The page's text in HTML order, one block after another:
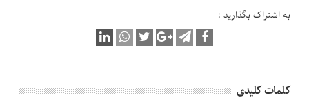
به اشتراک بگذارید :
کلمات کلیدی